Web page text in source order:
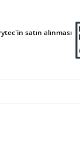
satın alınması